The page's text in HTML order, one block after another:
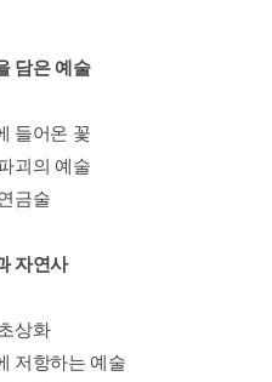
담은 예술
들어온 꽃
괴의 예술
금술
자연사
상화
저항하는 예술